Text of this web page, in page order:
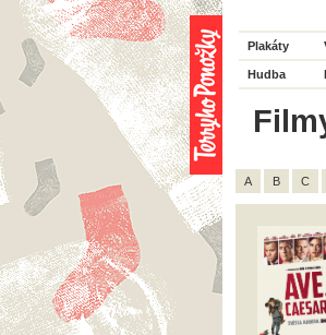
Plakáty
Hudba
A B C